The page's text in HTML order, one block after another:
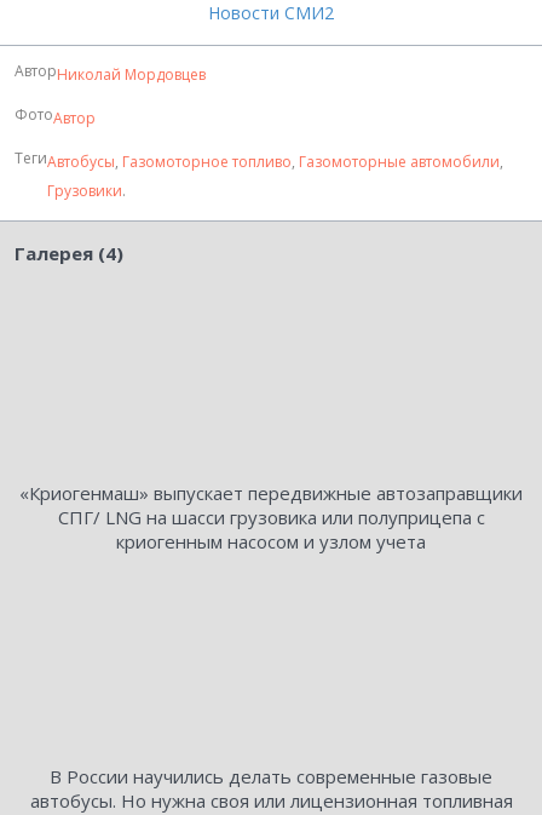
Новости СМИ2
АвторНиколай Мордовцев
ФотоАвтор
ТегиАвтобусы, Газомоторное топливо, Газомоторные автомобили,
Грузовики.
Галерея (4)
«Криогенмаш» выпускает передвижные автозаправщики
СПГ/ LNG на шасси грузовика или полуприцепа с
криогенным насосом и узлом учета
В России научились делать современные газовые
автобусы. Но нужна своя или лицензионная топливная